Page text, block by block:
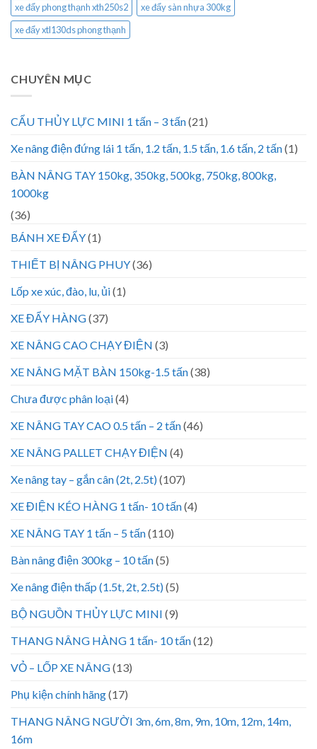
xe đẩy phong thạnh xth250s2
xe đẩy sàn nhựa 300kg
xe đẩy xtl130ds phong thạnh
CHUYÊN MỤC
CẨU THỦY LỰC MINI 1 tấn – 3 tấn(21)
Xe nâng điện đứng lái 1 tấn, 1.2 tấn, 1.5 tấn, 1.6 tấn, 2 tấn(1)
BÀN NÂNG TAY 150kg, 350kg, 500kg, 750kg, 800kg,
1000kg
(36)
BÁNH XE ĐẨY(1)
THIẾT BỊ NÂNG PHUY(36)
Lốp xe xúc, đào, lu, ủi(1)
XE ĐẨY HÀNG(37)
XE NÂNG CAO CHẠY ĐIỆN (3)
XE NÂNG MẶT BÀN 150kg-1.5 tấn(38)
Chưa được phân loại(4)
XE NÂNG TAY CAO 0.5 tấn – 2 tấn(46)
XE NÂNG PALLET CHẠY ĐIỆN (4)
Xe nâng tay – gắn cân (2t, 2.5t)(107)
XE ĐIỆN KÉO HÀNG 1 tấn- 10 tấn(4)
XE NÂNG TAY 1 tấn – 5 tấn(110)
Bàn nâng điện 300kg – 10 tấn(5)
Xe nâng điện thấp (1.5t, 2t, 2.5t)(5)
BỘ NGUỒN THỦY LỰC MINI (9)
THANG NÂNG HÀNG 1 tấn- 10 tấn(12)
VỎ – LỐP XE NÂNG(13)
Phụ kiện chính hãng(17)
THANG NÂNG NGƯỜI 3m, 6m, 8m, 9m, 10m, 12m, 14m,
16m